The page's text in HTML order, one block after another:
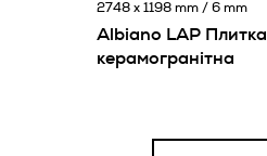
Albiano LAP Плитка
керамогранітна
2748 x 1198 mm / 6 mm